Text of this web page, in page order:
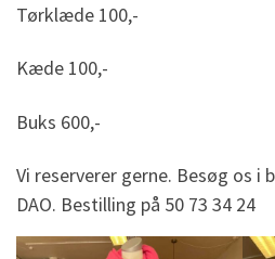
Tørklæde 100,-
Kæde 100,-
Buks 600,-
Vi reserverer gerne. Besøg os i
DAO. Bestilling på 50 73 34 24